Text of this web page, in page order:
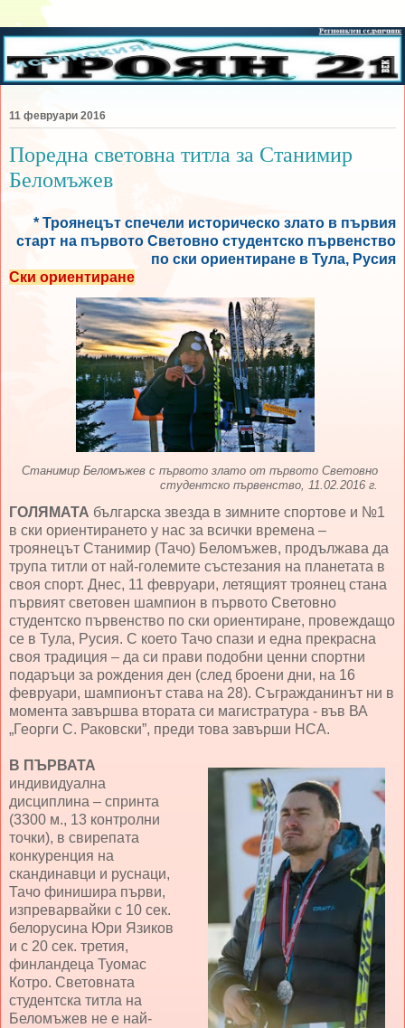
11 февруари 2016
Поредна световна титла за Станимир
Беломъжев
* Троянецът спечели историческо злато в първия
старт на първото Световно студентско първенство
по ски ориентиране в Тула, Русия
Ски ориентиране
Станимир Беломъжев с първото злато от първото Световно
студентско първенство, 11.02.2016 г.
ГОЛЯМАТА българска звезда в зимните спортове и №1
в ски ориентирането у нас за всички времена –
троянецът Станимир (Тачо) Беломъжев, продължава да
трупа титли от най-големите състезания на планетата в
своя спорт. Днес, 11 февруари, летящият троянец стана
първият световен шампион в първото Световно
студентско първенство по ски ориентиране, провеждащо
се в Тула, Русия. С което Тачо спази и една прекрасна
своя традиция – да си прави подобни ценни спортни
подаръци за рождения ден (след броени дни, на 16
февруари, шампионът става на 28). Съгражданинът ни в
момента завършва втората си магистратура - във ВА
„Георги С. Раковски”, преди това завърши НСА.
В ПЪРВАТА
индивидуална
дисциплина – спринта
(3300 м., 13 контролни
точки), в свирепата
конкуренция на
скандинавци и руснаци,
Тачо финишира първи,
изпреварвайки с 10 сек.
белорусина Юри Язиков
и с 20 сек. третия,
финландеца Туомас
Котро. Световната
студентска титла на
Беломъжев не е най-